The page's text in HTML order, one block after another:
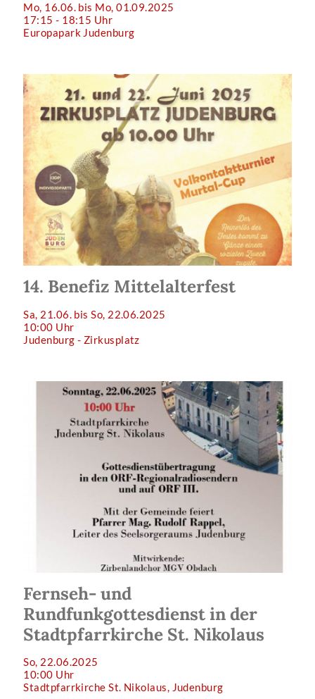
Mo, 16.06. bis Mo, 01.09.2025
17:15 - 18:15 Uhr
Europapark Judenburg
14. Benefiz Mittelalterfest
Sa, 21.06. bis So, 22.06.2025
10:00 Uhr
Judenburg - Zirkusplatz
Fernseh- und
Rundfunkgottesdienst in der
Stadtpfarrkirche St. Nikolaus
So, 22.06.2025
10:00 Uhr
Stadtpfarrkirche St. Nikolaus, Judenburg